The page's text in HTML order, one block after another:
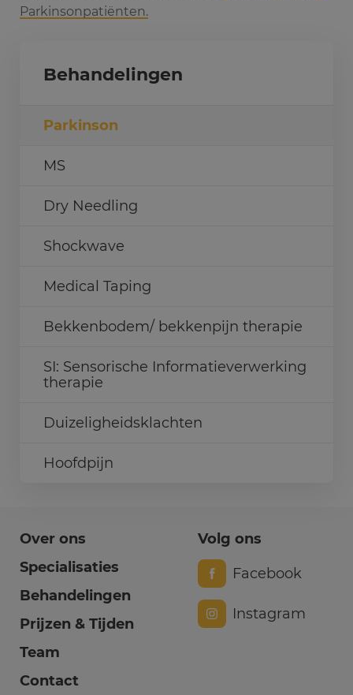
Parkinsonpatiënten.
Behandelingen
Parkinson
MS
Dry Needling
Shockwave
Medical Taping
Bekkenbodem/ bekkenpijn therapie
SI: Sensorische Informatieverwerking
therapie
Duizeligheidsklachten
Hoofdpijn
Over ons
Specialisaties
Behandelingen
Prijzen & Tijden
Team
Contact
Volg ons
Facebook
Instagram